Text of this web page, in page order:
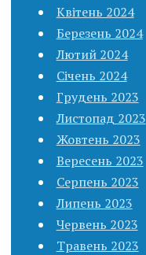
Квітень 2024
Березень 2024
Лютий 2024
Січень 2024
Грудень 2023
Листопад 2023
Жовтень 2023
Вересень 2023
Серпень 2023
Липень 2023
Червень 2023
Травень 2023